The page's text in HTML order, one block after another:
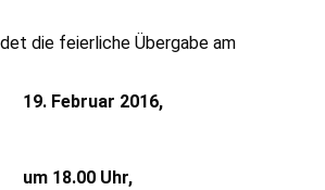
die feierliche Übergabe am
19. Februar 2016,
Uhr,